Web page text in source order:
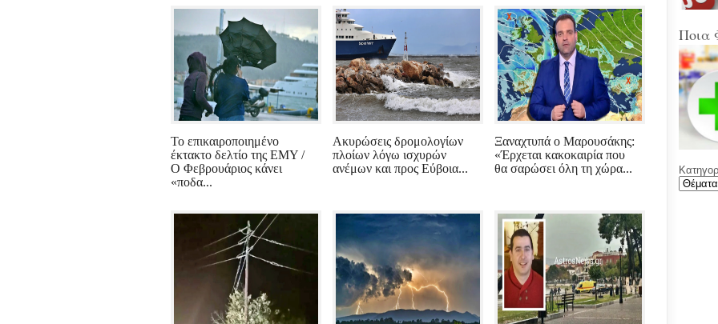
Το επικαιροποιημένο
έκτακτο δελτίο της ΕΜΥ /
Ο Φεβρουάριος κάνει
«ποδα...
Ακυρώσεις δρομολογίων
πλοίων λόγω ισχυρών
ανέμων και προς Εύβοια...
Ξαναχτυπά ο Μαρουσάκης:
«Έρχεται κακοκαιρία που
θα σαρώσει όλη τη χώρα...
την
Ποια